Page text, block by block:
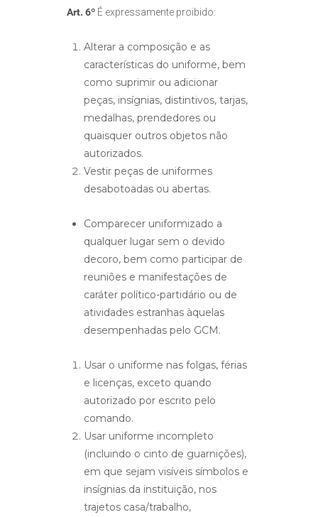
Art. 6º É expressamente proibido:
Alterar a composição e as
características do uniforme, bem
como suprimir ou adicionar
peças, insígnias, distintivos, tarjas,
medalhas, prendedores ou
quaisquer outros objetos não
autorizados.
Vestir peças de uniformes
desabotoadas ou abertas.
Comparecer uniformizado a
qualquer lugar sem o devido
decoro, bem como participar de
reuniões e manifestações de
caráter político-partidário ou de
atividades estranhas àquelas
desempenhadas pelo GCM.
Usar o uniforme nas folgas, férias
e licenças, exceto quando
autorizado por escrito pelo
comando.
Usar uniforme incompleto
(incluindo o cinto de guarnições),
em que sejam visíveis símbolos e
insígnias da instituição, nos
trajetos casa/trabalho,